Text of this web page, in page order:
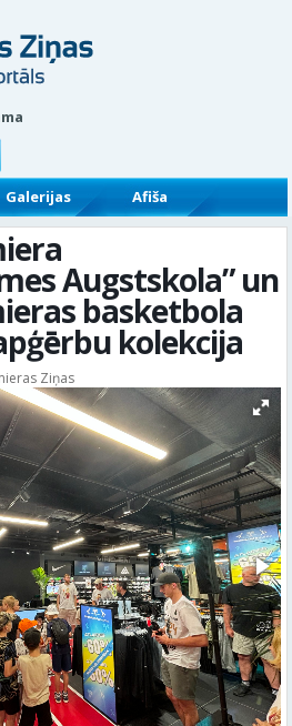
Galerijas
Afiša
Augstskola” un
basketbola
kolekcija
Ziņas